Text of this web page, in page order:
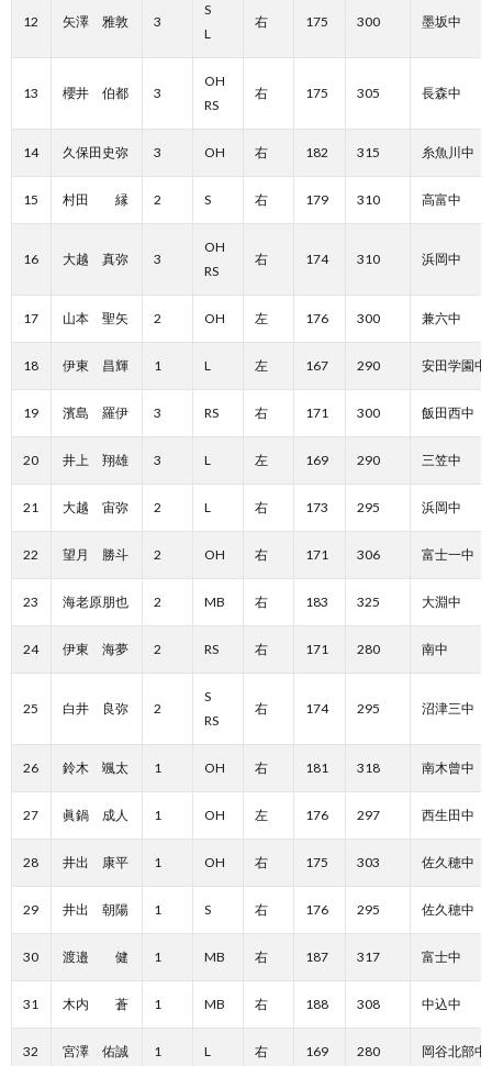
12 矢澤 雅敦 3
S
L
右 175 300 墨坂中
13 櫻井 伯都 3
OH
RS
右 175 305 長森中
14 久保田史弥 3 OH 右 182 315 糸魚川中
15 村田 縁 2 S 右 179 310 高富中
16 大越 真弥 3
OH
RS
右 174 310 浜岡中
17 山本 聖矢 2 OH 左 176 300 兼六中
18 伊東 昌輝 1 L 左 167 290 安田学園中
19 濱島 羅伊 3 RS 右 171 300 飯田西中
20 井上 翔雄 3 L 左 169 290 三笠中
21 大越 宙弥 2 L 右 173 295 浜岡中
22 望月 勝斗 2 OH 右 171 306 富士一中
23 海老原朋也 2 MB 右 183 325 大淵中
24 伊東 海夢 2 RS 右 171 280 南中
25 白井 良弥 2
S
RS
右 174 295 沼津三中
26 鈴木 颯太 1 OH 右 181 318 南木曾中
27 眞鍋 成人 1 OH 左 176 297 西生田中
28 井出 康平 1 OH 右 175 303 佐久穂中
29 井出 朝陽 1 S 右 176 295 佐久穂中
30 渡邉 健 1 MB 右 187 317 富士中
31 木内 蒼 1 MB 右 188 308 中込中
32 宮澤 佑誠 1 L 右 169 280 岡谷北部中